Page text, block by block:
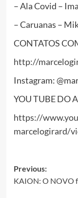
– Ala Covid –
– Caruanas –
CONTATOS
http://
Instagram:
YOU TUBE DO
https://
marcelogirard/
Post
Previous:
KAION: O NOVO